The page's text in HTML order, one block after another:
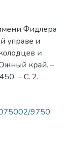
Фидлера
управе и
и
край. –
– С. 2.
9750